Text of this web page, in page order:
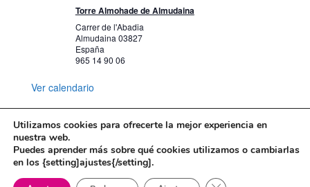
Torre Almohade de Almudaina
Carrer de l'Abadia
Almudaina 03827
España
965 14 90 06
Ver calendario
Mapa web
Política de Privacidad
Politica de cookies
Utilizamos cookies para ofrecerte la mejor experiencia en
nuestra web.
Puedes aprender más sobre qué cookies utilizamos o cambiarlas
en los {setting]ajustes{/setting].